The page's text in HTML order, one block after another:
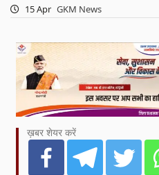
15 Apr GKM News
ख़बर शेयर करें